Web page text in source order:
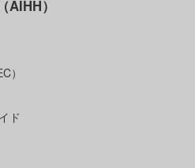
）
）
ド